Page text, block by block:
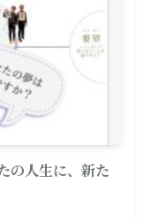
の人生に、新た